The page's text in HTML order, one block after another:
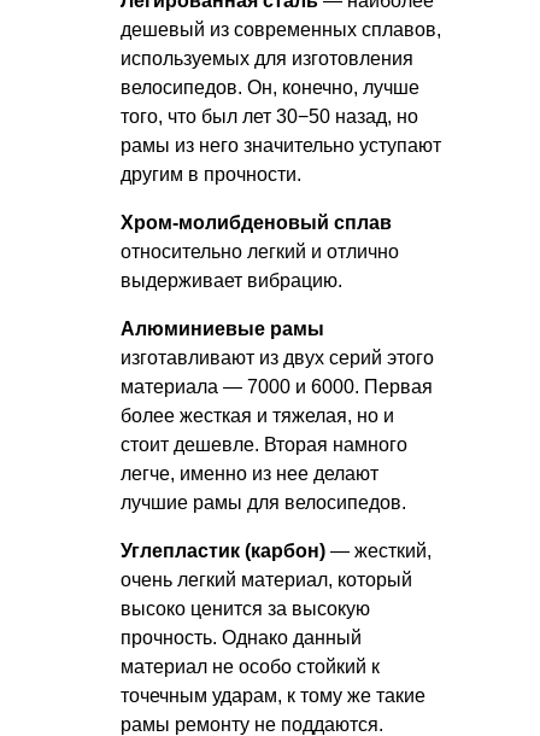
дешевый из современных сплавов,
используемых для изготовления
велосипедов. Он, конечно, лучше
того, что был лет 30−50 назад, но
рамы из него значительно уступают
другим в прочности.
Хром-молибденовый сплав
относительно легкий и отлично
выдерживает вибрацию.
Алюминиевые рамы
изготавливают из двух серий этого
материала — 7000 и 6000. Первая
более жесткая и тяжелая, но и
стоит дешевле. Вторая намного
легче, именно из нее делают
лучшие рамы для велосипедов.
Углепластик (карбон) — жесткий,
очень легкий материал, который
высоко ценится за высокую
прочность. Однако данный
материал не особо стойкий к
точечным ударам, к тому же такие
рамы ремонту не поддаются.